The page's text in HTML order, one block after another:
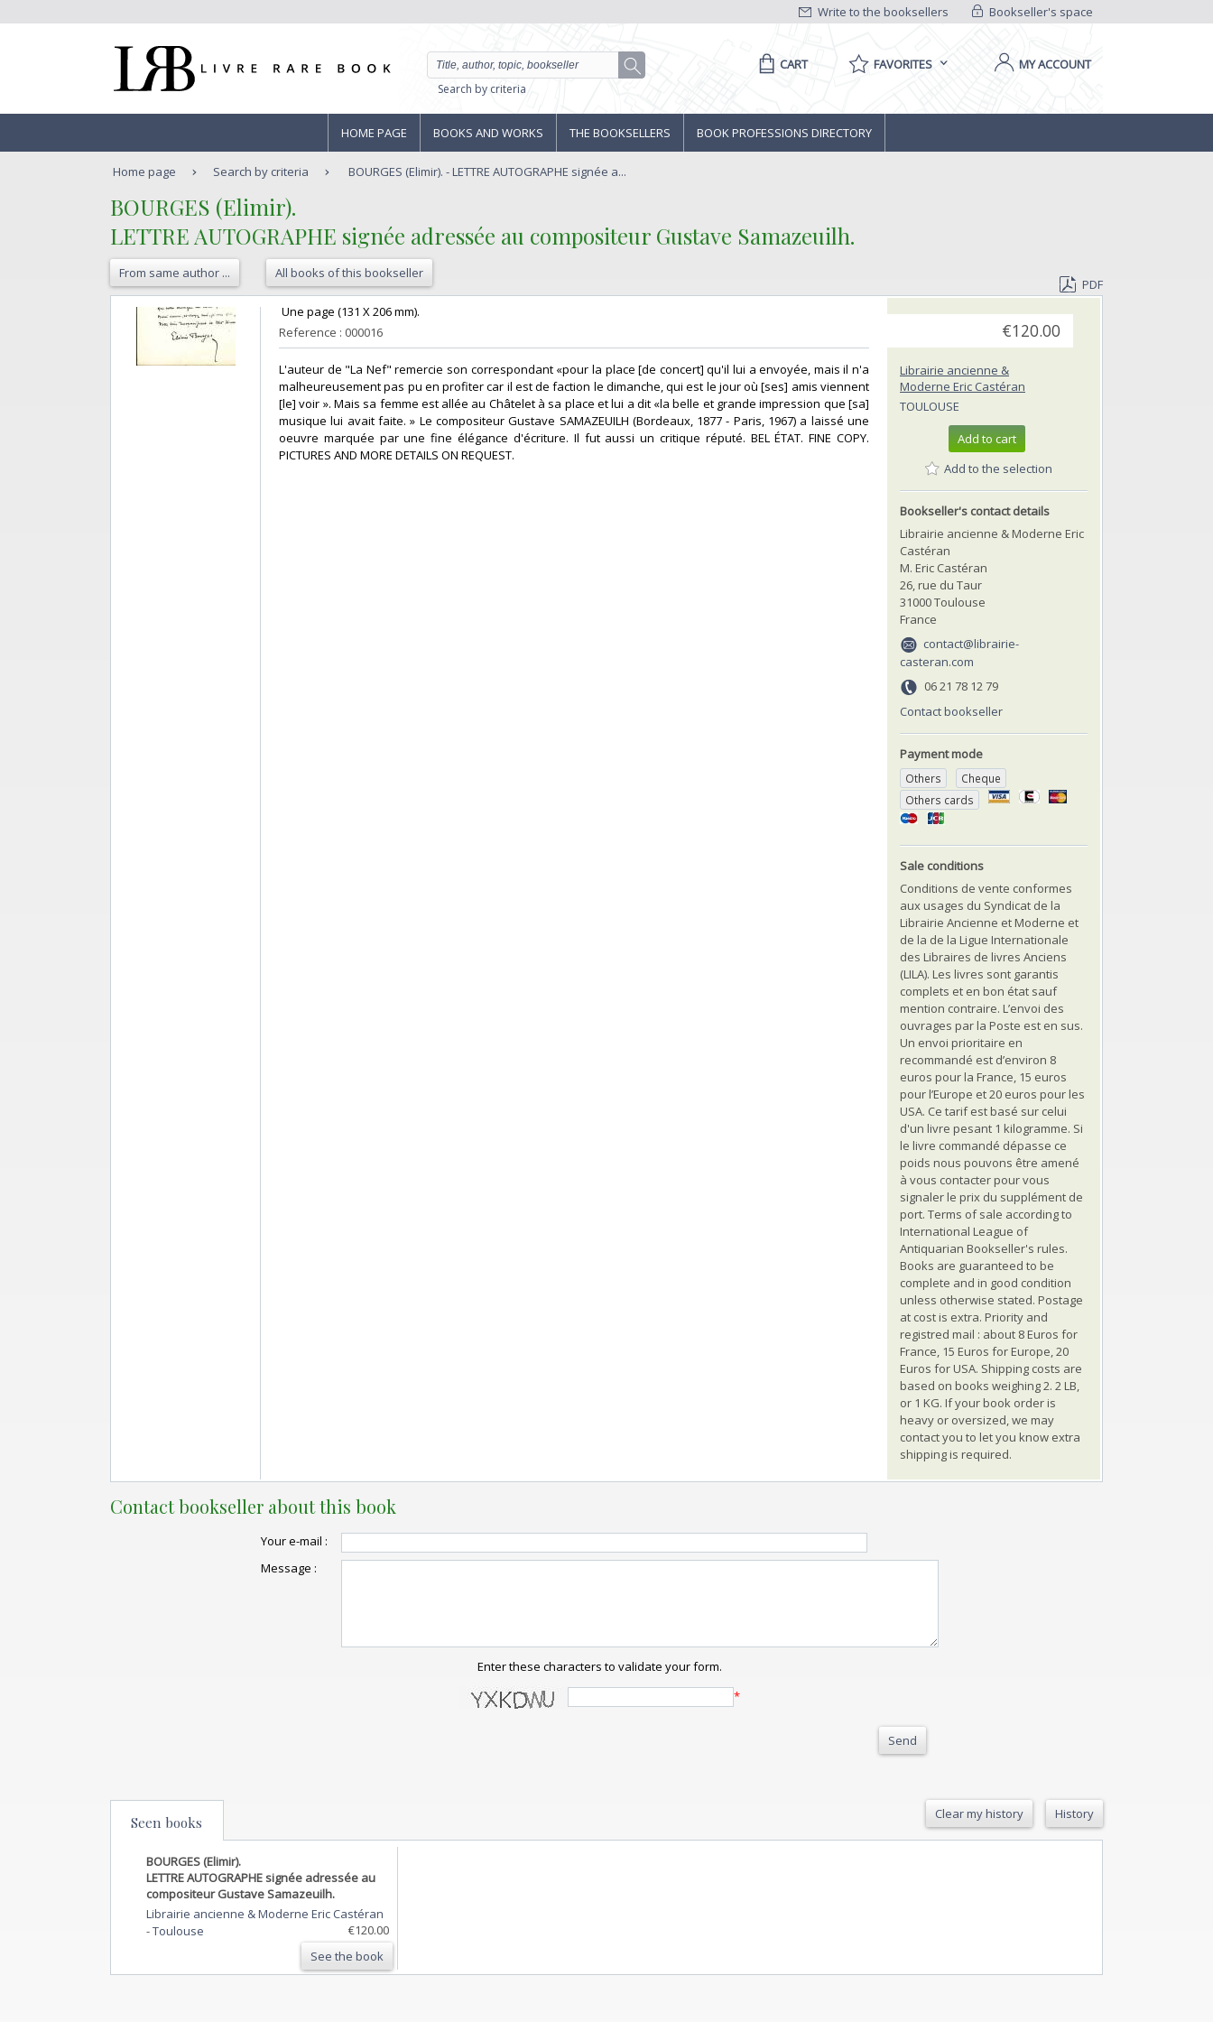
Bookseller's space
Write to the booksellers
Search by criteria
CART FAVORITES MY ACCOUNT
HOME PAGE BOOKS AND WORKS THE BOOKSELLERS BOOK PROFESSIONS DIRECTORY
Home page Search by criteria BOURGES (Elimir). - LETTRE AUTOGRAPHE signée a...
‎BOURGES (Elimir). ‎
‎LETTRE AUTOGRAPHE signée adressée au compositeur Gustave Samazeuilh.‎
From same author ... All books of this bookseller
PDF
‎ Une page (131 X 206 mm).‎
Reference : 000016
‎L'auteur de "La Nef" remercie son correspondant «pour la place [de concert] qu'il lui a envoyée, mais il n'a
malheureusement pas pu en profiter car il est de faction le dimanche, qui est le jour où [ses] amis viennent
[le] voir ». Mais sa femme est allée au Châtelet à sa place et lui a dit «la belle et grande impression que [sa]
musique lui avait faite. » Le compositeur Gustave SAMAZEUILH (Bordeaux, 1877 - Paris, 1967) a laissé une
oeuvre marquée par une fine élégance d'écriture. Il fut aussi un critique réputé. BEL ÉTAT. FINE COPY.
PICTURES AND MORE DETAILS ON REQUEST. ‎
€120.00
Librairie ancienne &
Moderne Eric Castéran
TOULOUSE
Add to cart
Add to the selection
Bookseller's contact details
Librairie ancienne & Moderne Eric
Castéran
M. Eric Castéran
26, rue du Taur
31000 Toulouse
France
contact@librairie-
casteran.com
06 21 78 12 79
Contact bookseller
Payment mode
Others
Cheque
Others cards
Sale conditions
Conditions de vente conformes
aux usages du Syndicat de la
Librairie Ancienne et Moderne et
de la de la Ligue Internationale
des Libraires de livres Anciens
(LILA). Les livres sont garantis
complets et en bon état sauf
mention contraire. L’envoi des
ouvrages par la Poste est en sus.
Un envoi prioritaire en
recommandé est d’environ 8
euros pour la France, 15 euros
pour l’Europe et 20 euros pour les
USA. Ce tarif est basé sur celui
d'un livre pesant 1 kilogramme. Si
le livre commandé dépasse ce
poids nous pouvons être amené
à vous contacter pour vous
signaler le prix du supplément de
port. Terms of sale according to
International League of
Antiquarian Bookseller's rules.
Books are guaranteed to be
complete and in good condition
unless otherwise stated. Postage
at cost is extra. Priority and
registred mail : about 8 Euros for
France, 15 Euros for Europe, 20
Euros for USA. Shipping costs are
based on books weighing 2. 2 LB,
or 1 KG. If your book order is
heavy or oversized, we may
contact you to let you know extra
shipping is required.
Contact bookseller about this book
Your e-mail :
Message :
Enter these characters to validate your form.
*
Send
Seen books Clear my history History
BOURGES (Elimir).
LETTRE AUTOGRAPHE signée adressée au
compositeur Gustave Samazeuilh.
Librairie ancienne & Moderne Eric Castéran
-Toulouse
€120.00
See the book